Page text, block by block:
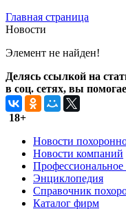
Главная страница
Новости
Элемент не найден!
Делясь ссылкой на
в соц. сетях, вы
18+
Новости
Новости компаний
Профессиональное
Энциклопедия
Справочник
Каталог фирм